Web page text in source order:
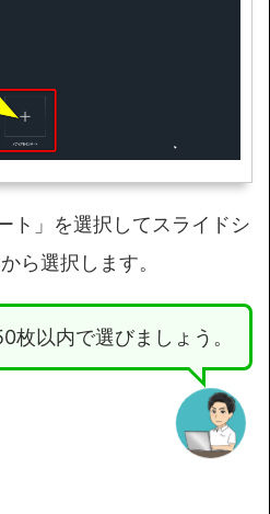
ト」を選択してスライドシ
ら選択します。
枚以内で選びましょう。